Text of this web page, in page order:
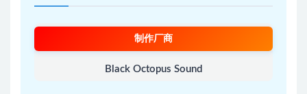
制作厂商
Black Octopus Sound